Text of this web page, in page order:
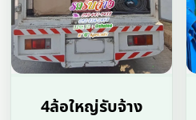
4ล้อใหญ่รับจ้าง